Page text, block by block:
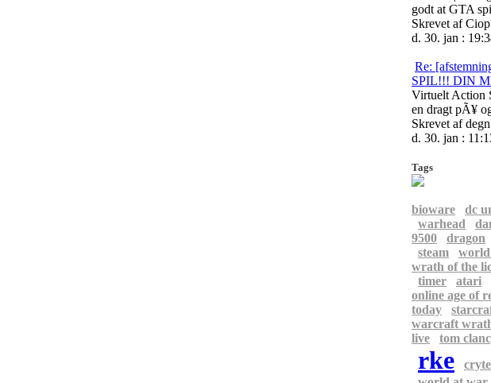
godt at GTA
Skrevet af Ciop
d. 30. jan :
Re:
SPIL!!! DIN
Virtuelt Action
en dragt pÃ¥
Skrevet af
d. 30. jan :
Tags
bioware
dc
warhead
9500
dragon
steam
wrath of the
timer
atari
online age of
today
warcraft
live
tom
rke